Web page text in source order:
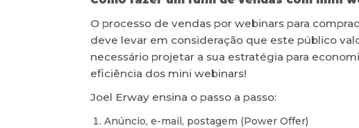
O processo de vendas por webinars para
deve levar em consideração que este público
necessário projetar a sua estratégia para
eficiência dos mini webinars!
Joel Erway ensina o passo a passo:
Anúncio, e-mail, postagem (Power Offer)